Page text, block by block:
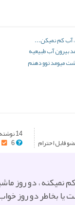
، آب کم نمیکن...
بیرون آب طبیعیه
قابل احترام
14 نوشته‌ها
6
نمیکنه ، دو روز
بخاطر دو روز